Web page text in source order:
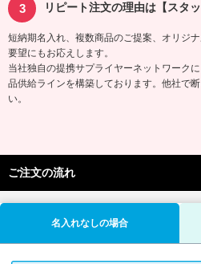
リピート注文の理由は【スタ
短納期名入れ、複数商品のご提案、オリジ
要望にもお応えします。
当社独自の提携サプライヤーネットワーク
品供給ラインを構築しております。他社で
い。
ご注文の流れ
名入れなしの場合